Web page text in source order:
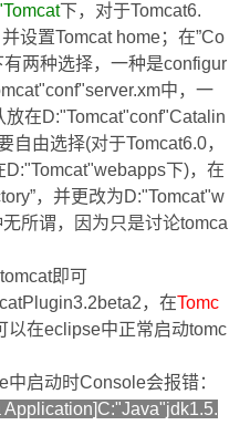
下，对于Tomcat6.
设置Tomcat home；在”Co
有两种选择，一种是configur
中，一
放在D:"Tomcat"conf"Catalin
自由选择(对于Tomcat6.0，
D:"Tomcat"webapps下)，在
，并更改为D:"Tomcat"w
无所谓，因为只是讨论tomca
tomcat即可
，在Tomc
以在eclipse中正常启动tomc
中启动时Console会报错：
Application]C:"Java"jdk1.5.